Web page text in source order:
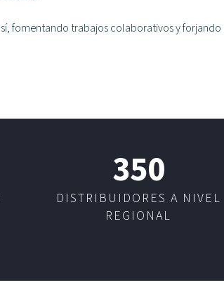
fomentando trabajos colaborativos y
350
DISTRIBUIDORES A NIVEL
REGIONAL